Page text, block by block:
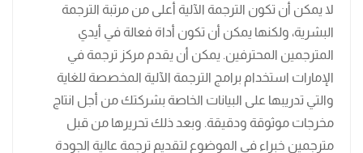
لا يمكن أن تكون الترجمة الآلية أعلى من مرتبة الترجمة
البشرية، ولكنها يمكن أن تكون أداة فعالة في أيدي
المترجمين المحترفين. يمكن أن يقدم مركز ترجمة في
الإمارات استخدام برامج الترجمة الآلية المخصصة للغاية
والتي تدريبها على البيانات الخاصة بشركتك من أجل انتاج
مخرجات موثوقة ودقيقة. وبعد ذلك تحريرها من قبل
مترجمين خبراء في الموضوع لتقديم ترجمة عالية الجودة